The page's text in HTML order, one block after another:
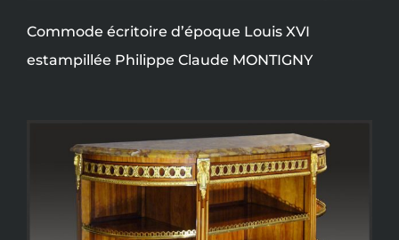
Commode écritoire d’époque Louis XVI
estampillée Philippe Claude MONTIGNY